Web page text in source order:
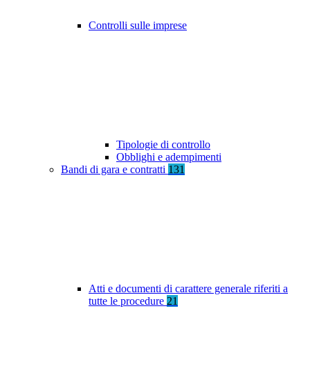
Controlli sulle imprese
Tipologie di controllo
Obblighi e adempimenti
Bandi di gara e contratti 131
Atti e documenti di carattere generale riferiti a
tutte le procedure 21